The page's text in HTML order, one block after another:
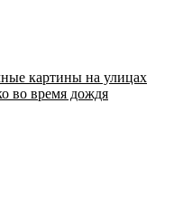
картины на улицах
во время дождя